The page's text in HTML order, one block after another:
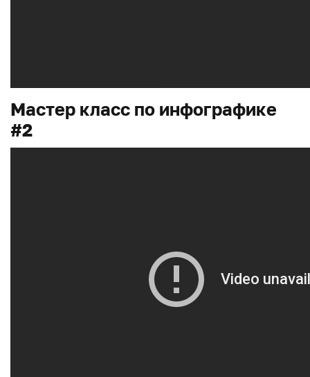
Мастер класс по инфографике
#2